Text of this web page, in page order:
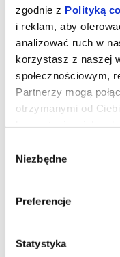
zgodnie z Polityką
i reklam, aby
analizować ruch w
korzystasz z naszej
społecznościowym,
Partnerzy mogą
otrzymanymi od
zgody
Niezbędne
Preferencje
Statystyka
Erupcja
Jest upalne
Polski na romantyczny
(Lena Góra),
ulicami otulonego
którym będą musiały
dorosłego życia.